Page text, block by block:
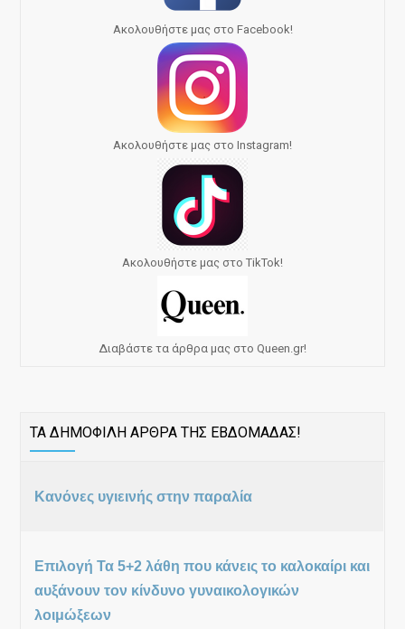
Ακολουθήστε μας στο Facebook!
Ακολουθήστε μας στο Instagram!
Ακολουθήστε μας στο TikTok!
Διαβάστε τα άρθρα μας στο Queen.gr!
ΤΑ ΔΗΜΟΦΙΛΗ ΑΡΘΡΑ ΤΗΣ ΕΒΔΟΜΑΔΑΣ!
Κανόνες υγιεινής στην παραλία
Επιλογή Τα 5+2 λάθη που κάνεις το καλοκαίρι και
αυξάνουν τον κίνδυνο γυναικολογικών
λοιμώξεων